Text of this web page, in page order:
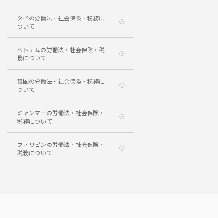
タイの労働法・社会保険・税務に
ついて
ベトナムの労働法・社会保険・税
務について
韓国の労働法・社会保険・税務に
ついて
ミャンマーの労働法・社会保険・
税務について
フィリピンの労働法・社会保険・
税務について